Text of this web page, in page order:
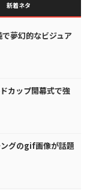
新着ネタ
夢幻的なビジュア
カップ開幕式で強
グのgif画像が話題